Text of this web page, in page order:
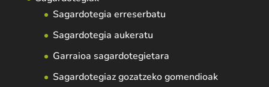
Sagardotegia erreserbatu
Sagardotegia aukeratu
Garraioa sagardotegietara
Sagardotegiaz gozatzeko gomendioak